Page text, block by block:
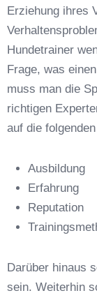
Erziehung ihres
Hundetrainer
Frage, was
muss man die
richtigen
auf die
Ausbildung
Erfahrung
Reputation
Darüber hinaus
sein. Weiterhin